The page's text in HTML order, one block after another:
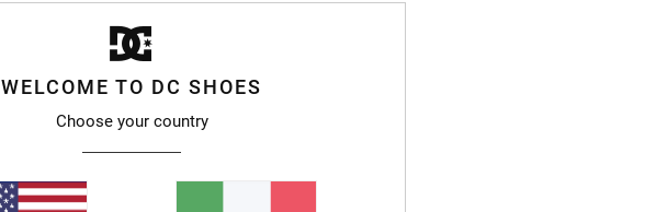
WELCOME TO DC SHOES
Choose your country